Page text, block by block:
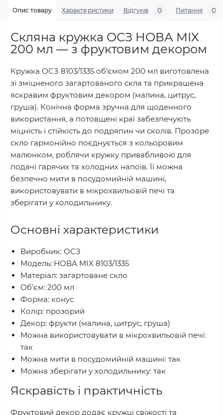
Опис товару Характеристики Відгуків 0 Питання 0
Скляна кружка ОСЗ НОВА MIX
200 мл — з фруктовим декором
Кружка ОСЗ 8103/1335 об’ємом 200 мл виготовлена
зі зміцненого загартованого скла та прикрашена
яскравим фруктовим декором (малина, цитрус,
груша). Конічна форма зручна для щоденного
використання, а потовщені краї забезпечують
міцність і стійкість до подряпин чи сколів. Прозоре
скло гармонійно поєднується з кольоровим
малюнком, роблячи кружку привабливою для
подачі гарячих та холодних напоїв. Її можна
безпечно мити в посудомийній машині,
використовувати в мікрохвильовій печі та
зберігати у холодильнику.
Основні характеристики
Виробник: ОСЗ
Модель: НОВА MIX 8103/1335
Матеріал: загартоване скло
Об’єм: 200 мл
Форма: конус
Колір: прозорий
Декор: фрукти (малина, цитрус, груша)
Можна використовувати в мікрохвильовій печі:
так
Можна мити в посудомийній машині: так
Можна зберігати у холодильнику: так
Яскравість і практичність
Фруктовий декор додає кружці свіжості та